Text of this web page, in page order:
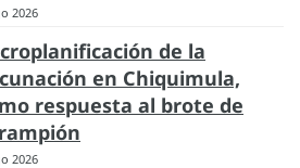
2026
de la
en Chiquimula,
respuesta al brote de
2026